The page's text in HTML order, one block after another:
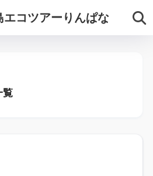
エコツアーりんぱな
覧